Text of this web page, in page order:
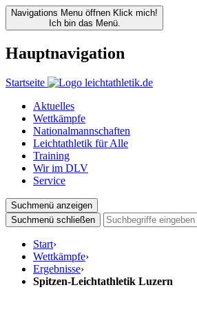
Navigations Menu öffnen Klick mich!
Ich bin das Menü.
Hauptnavigation
Startseite
Aktuelles
Wettkämpfe
Nationalmannschaften
Leichtathletik für Alle
Training
Wir im DLV
Service
Suchmenü anzeigen
Suchmenü schließen
Start›
Wettkämpfe›
Ergebnisse›
Spitzen-Leichtathletik Luzern